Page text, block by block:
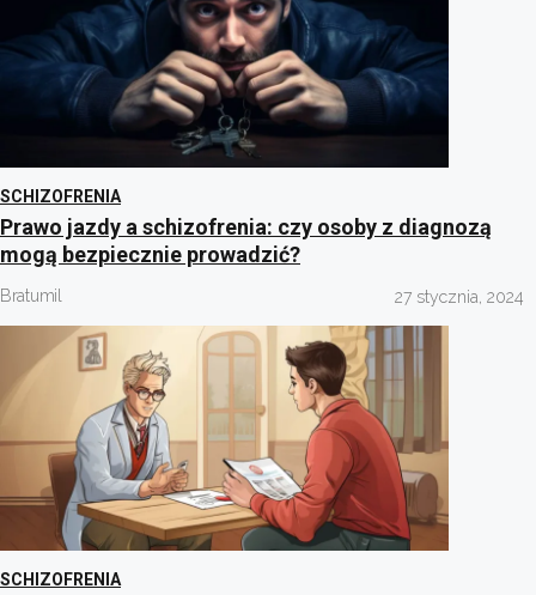
SCHIZOFRENIA
Prawo jazdy a schizofrenia: czy osoby z diagnozą
mogą bezpiecznie prowadzić?
Bratumil 27 stycznia, 2024
SCHIZOFRENIA